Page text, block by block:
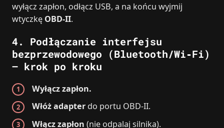
wyłącz zapłon, odłącz USB, a na końcu wyjmij
wtyczkę OBD‑II.
4. Podłączanie interfejsu
bezprzewodowego (Bluetooth/Wi‑Fi)
– krok po kroku
Wyłącz zapłon.
Włóż adapter do portu OBD‑II.
Włącz zapłon (nie odpalaj silnika).